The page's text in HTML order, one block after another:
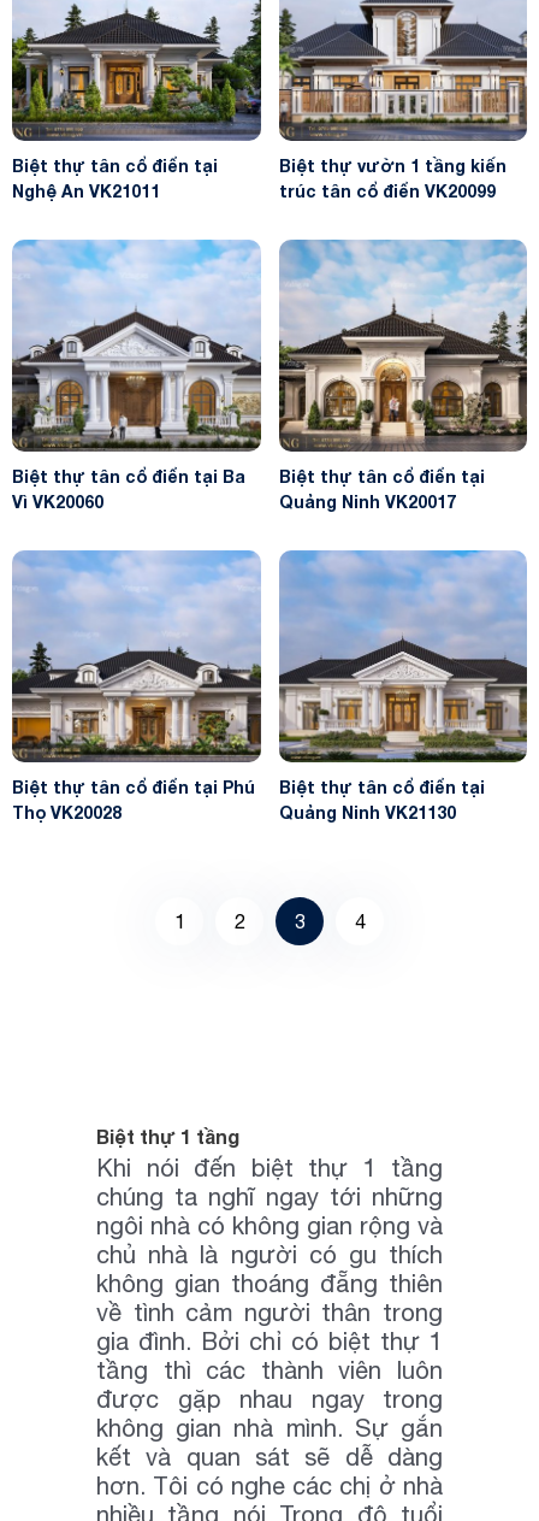
Biệt thự tân cổ điển tại
Nghệ An VK21011
Biệt thự vườn 1 tầng kiến
trúc tân cổ điển VK20099
Biệt thự tân cổ điển tại Ba
Vì VK20060
Biệt thự tân cổ điển tại
Quảng Ninh VK20017
Biệt thự tân cổ điển tại Phú
Thọ VK20028
Biệt thự tân cổ điển tại
Quảng Ninh VK21130
1 2 3 4
Biệt thự 1 tầng
Khi nói đến biệt thự 1 tầng
chúng ta nghĩ ngay tới những
ngôi nhà có không gian rộng và
chủ nhà là người có gu thích
không gian thoáng đẵng thiên
về tình cảm người thân trong
gia đình. Bởi chỉ có biệt thự 1
tầng thì các thành viên luôn
được gặp nhau ngay trong
không gian nhà mình. Sự gắn
kết và quan sát sẽ dễ dàng
hơn. Tôi có nghe các chị ở nhà
nhiều tầng nói Trong độ tuổi